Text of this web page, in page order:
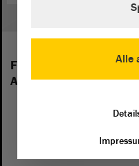
Folgende Fraktionen
Anhalt vertreten:
Alle